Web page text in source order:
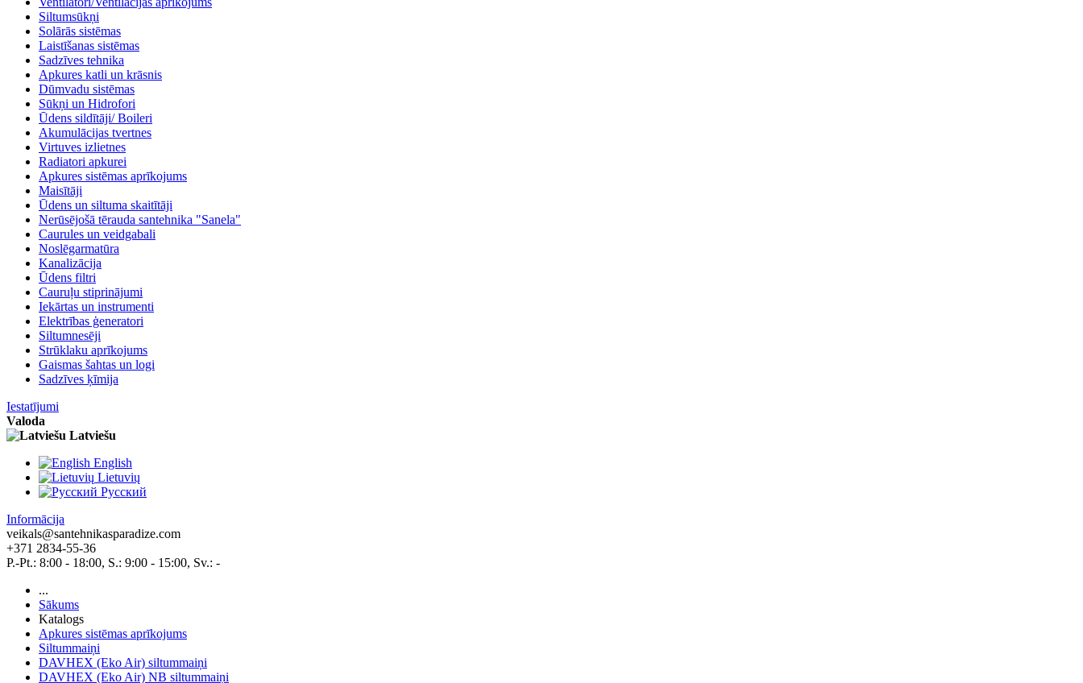
Siltumsūkņi
Solārās sistēmas
Laistīšanas sistēmas
Sadzīves tehnika
Apkures katli un krāsnis
Dūmvadu sistēmas
Sūkņi un Hidrofori
Ūdens sildītāji/ Boileri
Akumulācijas tvertnes
Virtuves izlietnes
Radiatori apkurei
Apkures sistēmas aprīkojums
Maisītāji
Ūdens un siltuma skaitītāji
Nerūsējošā tērauda santehnika "Sanela"
Caurules un veidgabali
Noslēgarmatūra
Kanalizācija
Ūdens filtri
Cauruļu stiprinājumi
Iekārtas un instrumenti
Elektrības ģeneratori
Siltumnesēji
Strūklaku aprīkojums
Gaismas šahtas un logi
Sadzīves ķīmija
Iestatījumi
Valoda
Latviešu
English
Lietuvių
Pусский
Informācija
veikals@santehnikasparadize.com
+371 2834-55-36
P.-Pt.: 8:00 - 18:00, S.: 9:00 - 15:00, Sv.: -
...
Sākums
Katalogs
Apkures sistēmas aprīkojums
Siltummaiņi
DAVHEX (Eko Air) siltummaiņi
DAVHEX (Eko Air) NB siltummaiņi